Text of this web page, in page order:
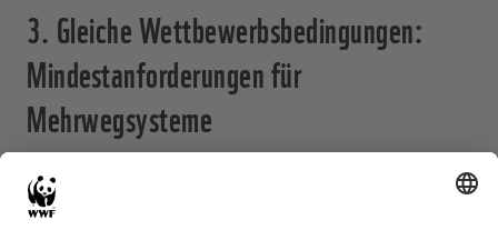
3. Gleiche Wettbewerbsbedingungen:
Mindestanforderungen für
Mehrwegsysteme